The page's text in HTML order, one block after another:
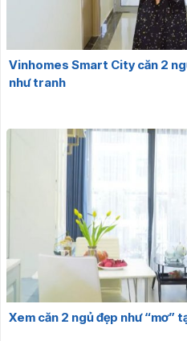
Vinhomes Smart City căn 2
như tranh
Xem căn 2 ngủ đẹp như “mơ”